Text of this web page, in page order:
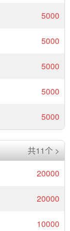
5000
5000
5000
5000
5000
共11个 >
20000
20000
10000